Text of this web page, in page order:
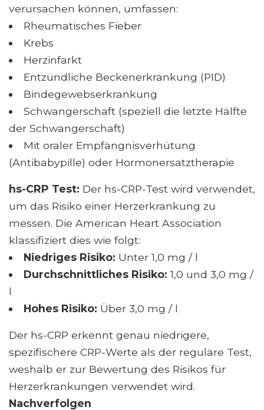
verursachen können, umfassen:
Rheumatisches Fieber
Krebs
Herzinfarkt
Entzündliche Beckenerkrankung (PID)
Bindegewebserkrankung
Schwangerschaft (speziell die letzte Hälfte
der Schwangerschaft)
Mit oraler Empfängnisverhütung
(Antibabypille) oder Hormonersatztherapie
hs-CRP Test: Der hs-CRP-Test wird verwendet,
um das Risiko einer Herzerkrankung zu
messen. Die American Heart Association
klassifiziert dies wie folgt:
Niedriges Risiko: Unter 1,0 mg / l
Durchschnittliches Risiko: 1,0 und 3,0 mg /
l
Hohes Risiko: Über 3,0 mg / l
Der hs-CRP erkennt genau niedrigere,
spezifischere CRP-Werte als der reguläre Test,
weshalb er zur Bewertung des Risikos für
Herzerkrankungen verwendet wird.
Nachverfolgen